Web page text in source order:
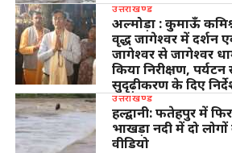
उत्तराखण्ड
अल्मोड़ा : कुमाऊँ
वृद्ध जागेश्वर में दर्शन
जागेश्वर से जागेश्वर
किया निरीक्षण,
सुदृढ़ीकरण के दिए
उत्तराखण्ड
हल्द्वानी: फतेहपुर में
भाखड़ा नदी में दो
वीडियो